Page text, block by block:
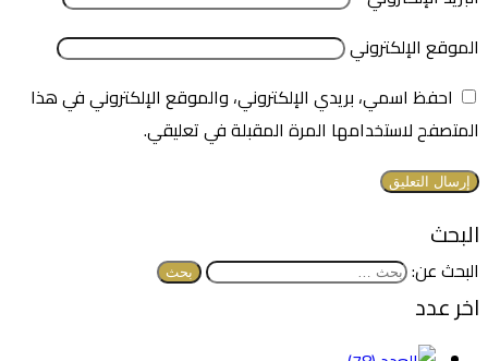
الموقع الإلكتروني
احفظ اسمي، بريدي الإلكتروني، والموقع الإلكتروني في هذا
المتصفح لاستخدامها المرة المقبلة في تعليقي.
البحث
البحث عن:
اخر عدد